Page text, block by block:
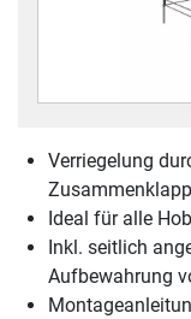
Verriegelung
Ideal für alle
Inkl. seitlich
Aufbewahrung